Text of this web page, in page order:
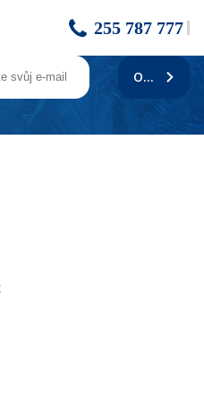
255 787 777
Kiten
se nachází v menším klidném
přímo u písečné pláže.
možnostmi je vzdálené 500 m,
bar u bazénu, restaurace,
ODEBÍRAT